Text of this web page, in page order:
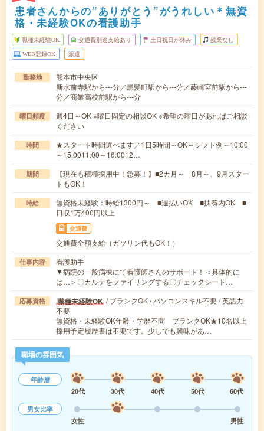
患者さんからの”ありがとう”がうれしい＊無資
格・未経験OKの看護助手
職種未経験OK 交通費別途支給あり 土日祝日が休み 残業なし
WEB登録OK 派遣
勤務地
熊本市中央区
新水前寺駅から---分／黒髪町駅から---分／藤崎宮前駅から---
分／商業高校前駅から---分
曜日頻度
週4日～OK ※曜日固定の相談OK ※希望の曜日があればご相談
ください
時間
★スタート時間選べます／1日5時間～OK～シフト例～10:00
～15:0011:00～16:0012…
期間
【現在も積極採用中！急募！】■2カ月～ 8月～、9月スター
トもOK！
時給
無資格未経験：時給1300円～ ■週払いOK ■扶養内OK ■
日収1万400円以上
交通費
交通費全額支給（ガソリン代もOK！）
仕事内容
看護助手
▼病院の一般病棟にて看護師さんのサポート！＜具体的に
は…＞〇カルテをファイリングする〇チェックシート…
応募資格 職種未経験OK / ブランクOK / パソコンスキル不要 / 英語力
不要
無資格・未経験OK年齢・学歴不問 ブランクOK★10名以上
採用予定履歴書は不要です。少しでも興味があ…
職場の雰囲気
年齢層
20代
30代 40代 50代
60代
男女比率
女性
男性